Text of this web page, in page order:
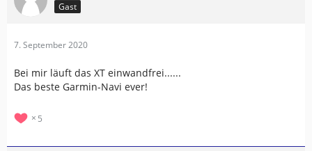
Gast
7. September 2020
Bei mir läuft das XT einwandfrei......
Das beste Garmin-Navi ever!
5